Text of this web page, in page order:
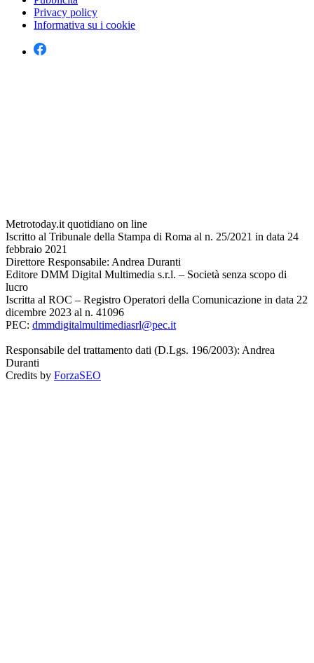
Privacy policy
Informativa su i cookie
Metrotoday.it quotidiano on line
Iscritto al Tribunale della Stampa di Roma al n. 25/2021 in data 24
febbraio 2021
Direttore Responsabile: Andrea Duranti
Editore DMM Digital Multimedia s.r.l. – Società senza scopo di
lucro
Iscritta al ROC – Registro Operatori della Comunicazione in data 22
dicembre 2023 al n. 41096
PEC: dmmdigitalmultimediasrl@pec.it
Responsabile del trattamento dati (D.Lgs. 196/2003): Andrea
Duranti
Credits by ForzaSEO